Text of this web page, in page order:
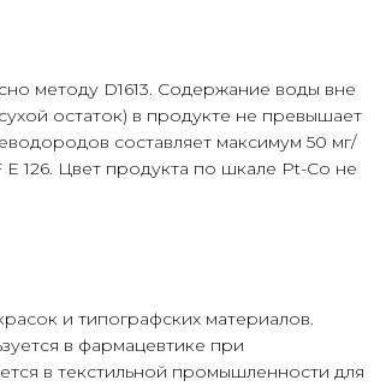
методу D1613. Содержание воды вне
остаток) в продукте не превышает
составляет максимум 50 мг/
126. Цвет продукта по шкале Pt-Co не
и типографских материалов.
в фармацевтике при
в текстильной промышленности для